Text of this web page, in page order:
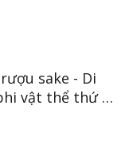
sake - Di
vật thể thứ 23